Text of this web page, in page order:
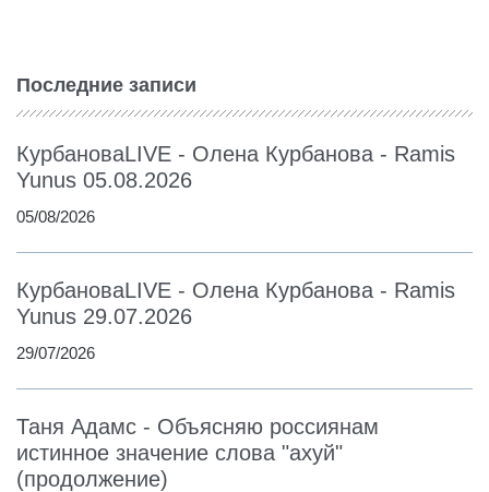
Последние записи
КурбановаLIVE - Олена Курбанова - Ramis
Yunus 05.08.2026
05/08/2026
КурбановаLIVE - Олена Курбанова - Ramis
Yunus 29.07.2026
29/07/2026
Таня Адамс - Объясняю россиянам
истинное значение слова "ахуй"
(продолжение)